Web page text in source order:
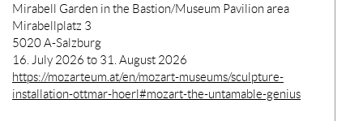
Mirabell Garden in the Bastion/Museum Pavilion area
Mirabellplatz 3
5020 A-Salzburg
16. July 2026 to 31. August 2026
https://mozarteum.at/en/mozart-museums/sculpture-
installation-ottmar-hoerl#mozart-the-untamable-genius